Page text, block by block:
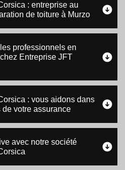
: entreprise au
de toiture à Murzo
professionnels en
Entreprise JFT
: vous aidons dans
de votre assurance
avec notre société